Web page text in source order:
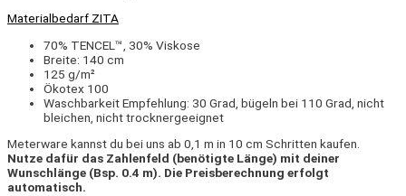
Materialbedarf ZITA
70% TENCEL™, 30% Viskose
Breite: 140 cm
125 g/m²
Ökotex 100
Waschbarkeit Empfehlung: 30 Grad, bügeln bei 110 Grad, nicht
bleichen, nicht trocknergeeignet
Meterware kannst du bei uns ab 0,1 m in 10 cm Schritten kaufen.
Nutze dafür das Zahlenfeld (benötigte Länge) mit deiner
Wunschlänge (Bsp. 0.4 m). Die Preisberechnung erfolgt
automatisch.